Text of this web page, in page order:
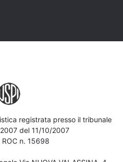
registrata presso il tribunale
del 11/10/2007
n. 15698